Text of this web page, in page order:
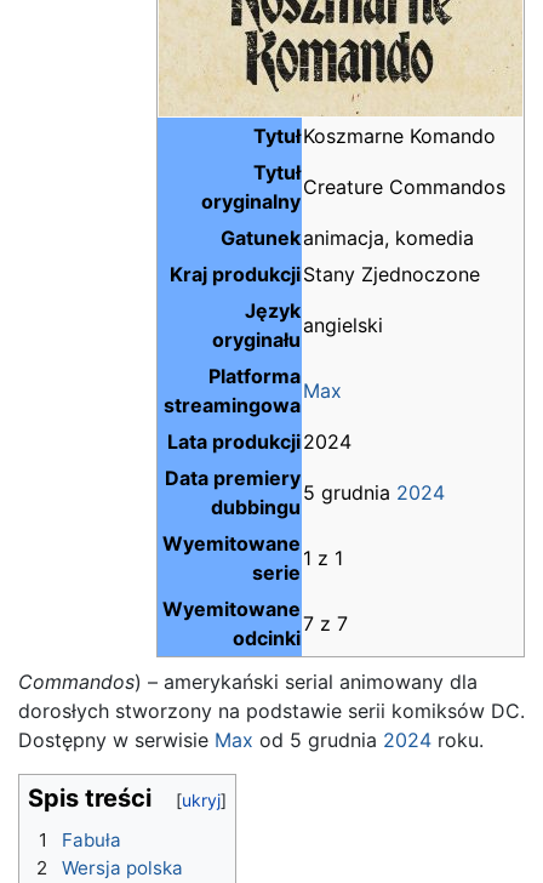
TytułKoszmarne Komando
Tytuł
oryginalny
Creature Commandos
Gatunekanimacja, komedia
Kraj produkcjiStany Zjednoczone
Język
oryginału
angielski
Platforma
streamingowa
Max
Lata produkcji2024
Data premiery
dubbingu
5 grudnia 2024
Wyemitowane
serie
1 z 1
Wyemitowane
odcinki
7 z 7
Commandos) – amerykański serial animowany dla
dorosłych stworzony na podstawie serii komiksów DC.
Dostępny w serwisie Max od 5 grudnia 2024 roku.
Spis treści
1
Fabuła
2
Wersja polska